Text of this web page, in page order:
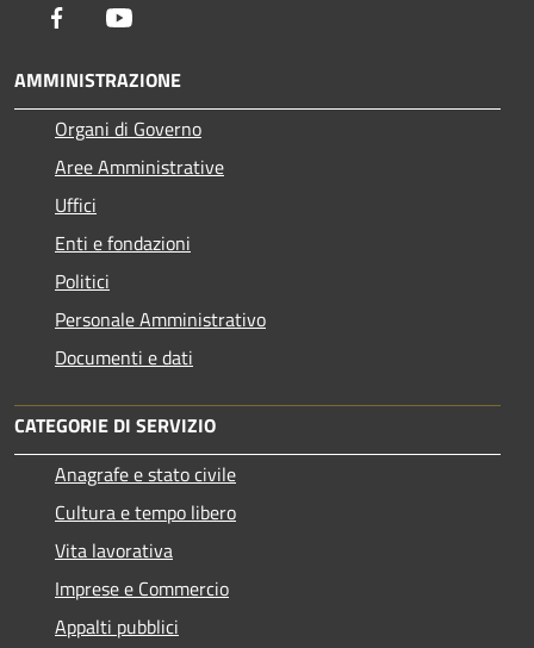
Facebook
AMMINISTRAZIONE
Organi di Governo
Aree Amministrative
Uffici
Enti e fondazioni
Politici
Personale Amministrativo
Documenti e dati
CATEGORIE DI SERVIZIO
Anagrafe e stato civile
Cultura e tempo libero
Vita lavorativa
Imprese e Commercio
Appalti pubblici